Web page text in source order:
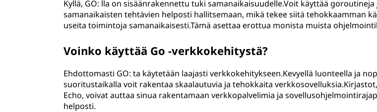
Kyllä, GO: lla on sisäänrakennettu tuki samanaikaisuudelle.Voit käyttää goroutineja
samanaikaisten tehtävien helposti hallitsemaan, mikä tekee siitä tehokkaamman
useita toimintoja samanaikaisesti.Tämä asettaa erottua monista muista
Voinko käyttää Go -verkkokehitystä?
Ehdottomasti GO: ta käytetään laajasti verkkokehitykseen.Kevyellä luonteella ja
suoritustaikalla voit rakentaa skaalautuvia ja tehokkaita
Echo, voivat auttaa sinua rakentamaan verkkopalvelimia ja
helposti.